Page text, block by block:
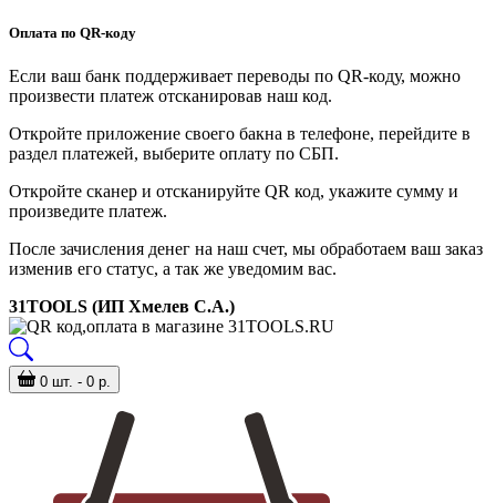
Оплата по QR-коду
Если ваш банк поддерживает переводы по QR-коду, можно
произвести платеж отсканировав наш код.
Откройте приложение своего бакна в телефоне, перейдите в
раздел платежей, выберите оплату по СБП.
Откройте сканер и отсканируйте QR код, укажите сумму и
произведите платеж.
После зачисления денег на наш счет, мы обработаем ваш заказ
изменив его статус, а так же уведомим вас.
31TOOLS (ИП Хмелев С.А.)
0 шт. - 0 р.